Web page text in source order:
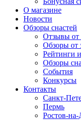
О магазине
Новости
Обзоры снастей
Отзывы от
Обзоры от
Рейтинги
Обзоры
События
Конкурсы
Контакты
Санкт-
Пермь
Ростов-